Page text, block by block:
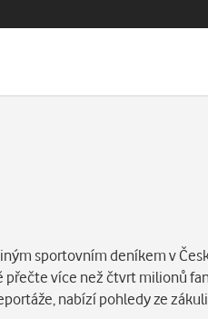
sportovním deníkem v
přečte více než čtvrt milionů
nabízí pohledy ze